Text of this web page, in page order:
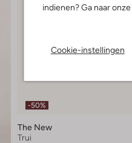
indienen? Ga naar onze
Cookie-instellingen
-50%
The New
Trui